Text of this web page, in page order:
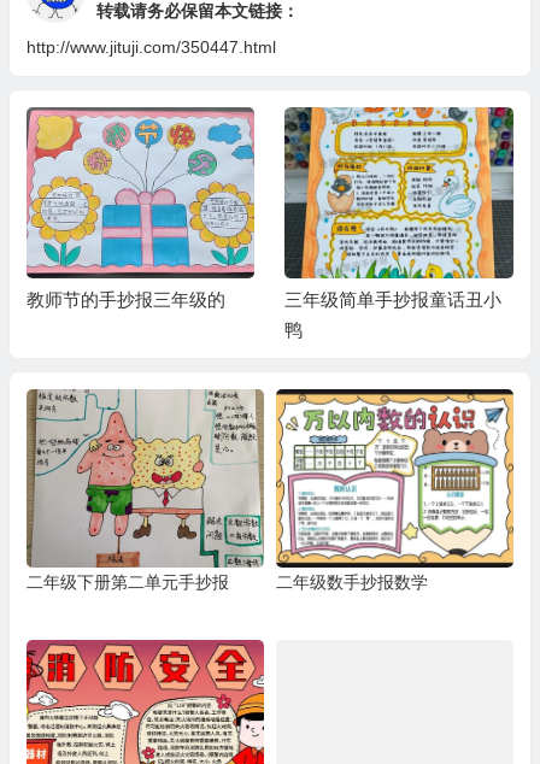
转载请务必保留本文链接：
http://www.jituji.com/350447.html
教师节的手抄报三年级的
三年级简单手抄报童话丑小
鸭
二年级下册第二单元手抄报 二年级数手抄报数学